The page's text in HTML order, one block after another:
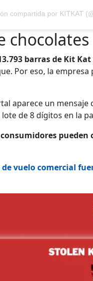
compartida por KITKAT
chocolates
barras de Kit Kat
Por eso, la
aparece un
lote de 8 dígitos en la
pueden
de vuelo comercial